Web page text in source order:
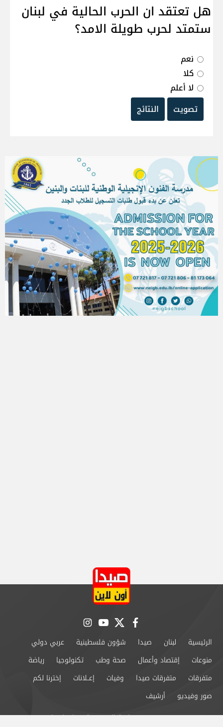
هل تعتقد ان الحرب الحالية في لبنان
ستمتد لحرب طويلة الامد؟
نعم
كلا
لا أعلم
تصويت
النتائج
facebook
twitter
youtube
instagram
الرئيسية لبنان صيدا شؤون فلسطينية
عربي دولي
منوعات
إقتصاد وأعمال صحة وطب تكنولوجيا
رياضة
متفرقات
متفرقات صيدا وفيات إعــلانات
إخترنا لكم
صور وفيديو
أرشيف
من نحن
سياسة الخصوصية اتصل بنا